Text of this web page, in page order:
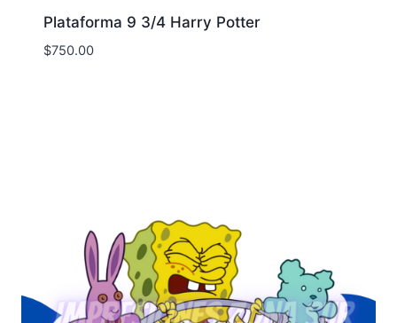
Plataforma 9 3/4 Harry Potter
$750.00